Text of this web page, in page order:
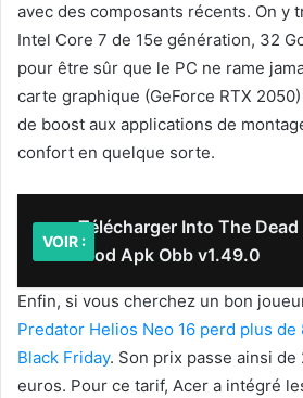
avec des composants récents. On y
Intel Core 7 de 15e génération, 32
pour être sûr que le PC ne rame
carte graphique (GeForce RTX
de boost aux applications de
confort en quelque sorte.
Télécharger Into The Dead
Mod Apk Obb v1.49.0
VOIR :
Enfin, si vous cherchez un bon
Predator Helios Neo 16 perd plus
Black Friday. Son prix passe ainsi de
euros. Pour ce tarif, Acer a intégré